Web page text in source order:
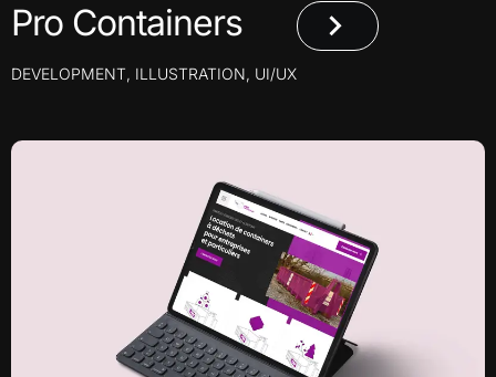
Pro Containers
DEVELOPMENT, ILLUSTRATION, UI/UX